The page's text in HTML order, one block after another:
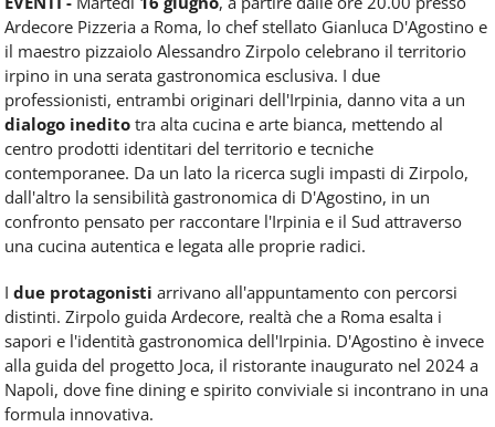
Ardecore Pizzeria a Roma, lo chef stellato Gianluca D'Agostino e
il maestro pizzaiolo Alessandro Zirpolo celebrano il territorio
irpino in una serata gastronomica esclusiva. I due
professionisti, entrambi originari dell'Irpinia, danno vita a un
dialogo inedito tra alta cucina e arte bianca, mettendo al
centro prodotti identitari del territorio e tecniche
contemporanee. Da un lato la ricerca sugli impasti di Zirpolo,
dall'altro la sensibilità gastronomica di D'Agostino, in un
confronto pensato per raccontare l'Irpinia e il Sud attraverso
una cucina autentica e legata alle proprie radici.
I due protagonisti arrivano all'appuntamento con percorsi
distinti. Zirpolo guida Ardecore, realtà che a Roma esalta i
sapori e l'identità gastronomica dell'Irpinia. D'Agostino è invece
alla guida del progetto Joca, il ristorante inaugurato nel 2024 a
Napoli, dove fine dining e spirito conviviale si incontrano in una
formula innovativa.